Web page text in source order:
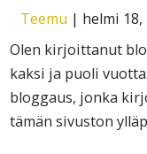
Teemu | helmi 18,
Olen kirjoittanut
kaksi ja puoli
bloggaus, jonka
tämän sivuston